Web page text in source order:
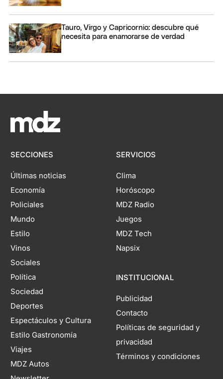
Tauro, Virgo y Capricornio: descubre qué
necesita para enamorarse de verdad
SECCIONES
Últimas noticias
Economía
Policiales
Mundo
Estilo
Vinos
Sociales
Política
Sociedad
Deportes
Espectáculos y Cultura
Estilo Gastronomía
Viajes
MDZ Autos
SERVICIOS
Clima
Horóscopo
MDZ Radio
Juegos
MDZ Tech
Napsix
INSTITUCIONAL
Publicidad
Contacto
Políticas de seguridad y
privacidad
Términos y condiciones